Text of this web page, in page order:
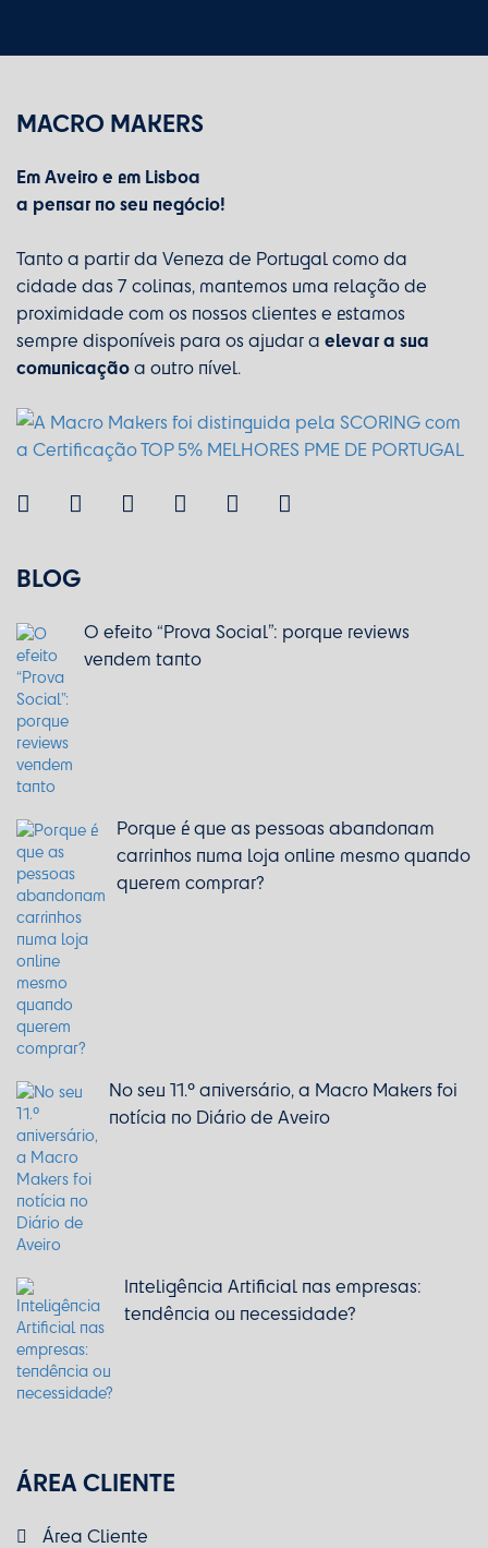
MACRO MAKERS
Em Aveiro e em Lisboa
a pensar no seu negócio!
Tanto a partir da Veneza de Portugal como da
cidade das 7 colinas, mantemos uma relação de
proximidade com os nossos clientes e estamos
sempre disponíveis para os ajudar a elevar a sua
comunicaçãoa outro nível.
BLOG
O efeito “Prova Social”: porque reviews
vendem tanto
Porque é que as pessoas abandonam
carrinhos numa loja online mesmo quando
querem comprar?
No seu 11.º aniversário, a Macro Makers foi
notícia no Diário de Aveiro
Inteligência Artificial nas empresas:
tendência ou necessidade?
ÁREA CLIENTE
Área Cliente